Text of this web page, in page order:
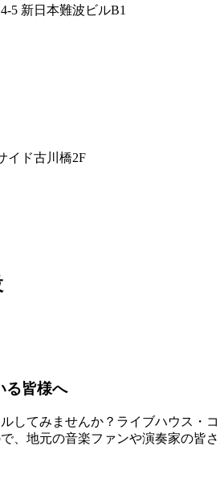
5 新日本難波ビルB1
イド古川橋2F
る皆様へ
してみませんか？ライブハウス・
、地元の音楽ファンや演奏家の皆